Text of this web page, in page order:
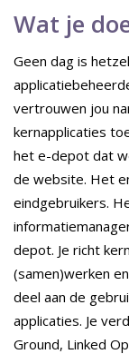
Wat je
Geen dag is
vertrouwen jou
kernapplicaties
het e-depot dat
de website. Het
eindgebruikers.
depot. Je richt
(samen)werken
deel aan de
applicaties. Je
Ground, Linked